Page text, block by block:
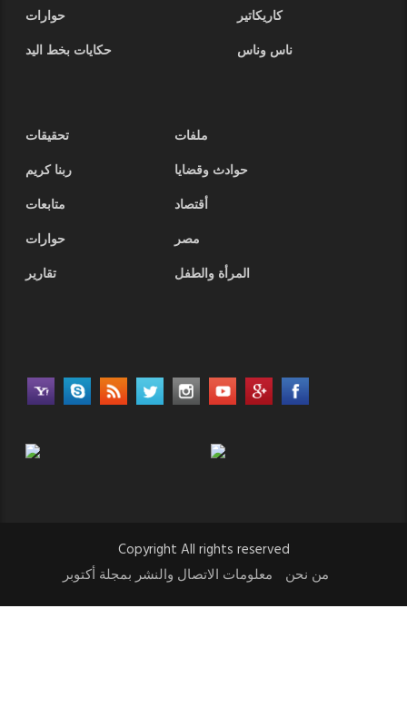
كاريكاتير
حوارات
ناس وناس
حكايات بخط اليد
ملفات
تحقيقات
حوادث وقضايا
ربنا كريم
أقتصاد
متابعات
مصر
حوارات
المرأة والطفل
تقارير
Copyright All rights reserved
من نحن
معلومات الاتصال والنشر بمجلة أكتوبر